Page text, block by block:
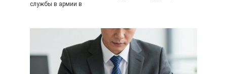
службы в армии в